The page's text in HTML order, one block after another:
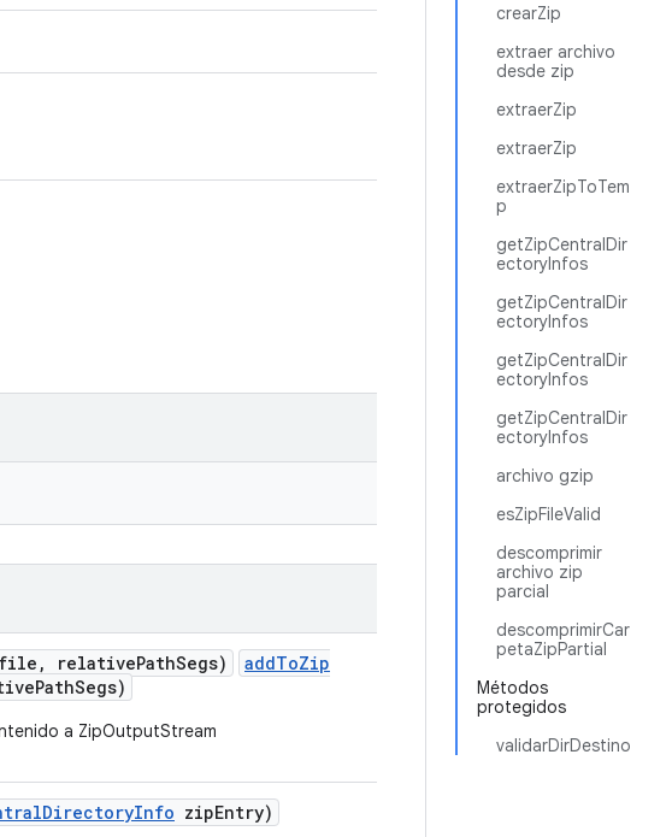
crearZip
extraer archivo
desde zip
extraerZip
extraerZip
extraerZipToTem
p
getZipCentralDir
ectoryInfos
getZipCentralDir
ectoryInfos
getZipCentralDir
ectoryInfos
getZipCentralDir
ectoryInfos
archivo gzip
esZipFileValid
descomprimir
archivo zip
parcial
descomprimirCar
petaZipPartial
Métodos
protegidos
validarDirDestino
, relativePathSegs)
addToZip
a ZipOutputStream
DirectoryInfo zipEntry)